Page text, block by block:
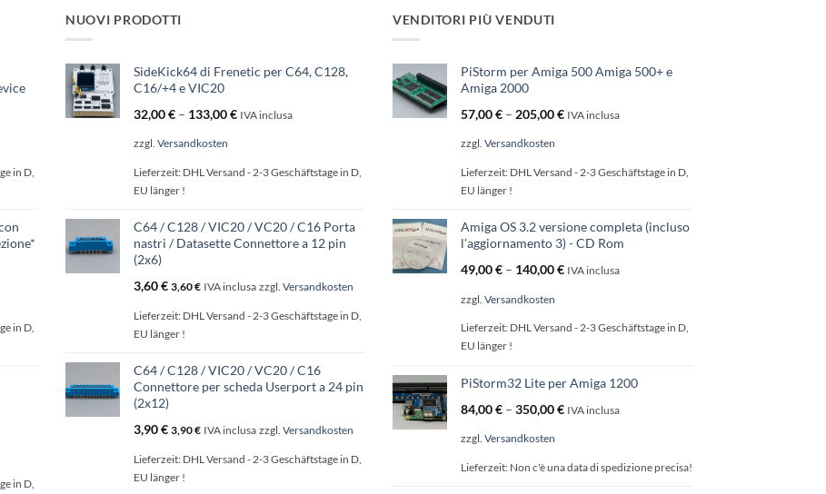
in D,
in D,
in D,
NUOVI PRODOTTI
SideKick64 di Frenetic per C64, C128,
C16/+4 e VIC20
32,00€ – 133,00€ IVA inclusa
zzgl. Versandkosten
Lieferzeit: DHL Versand - 2-3 Geschäftstage in D,
EU länger !
C64 / C128 / VIC20 / VC20 / C16 Porta
nastri / Datasette Connettore a 12 pin
(2x6)
3,60€ 3,60€ IVA inclusa zzgl. Versandkosten
Lieferzeit: DHL Versand - 2-3 Geschäftstage in D,
EU länger !
C64 / C128 / VIC20 / VC20 / C16
Connettore per scheda Userport a 24 pin
(2x12)
3,90€ 3,90€ IVA inclusa zzgl. Versandkosten
Lieferzeit: DHL Versand - 2-3 Geschäftstage in D,
EU länger !
VENDITORI PIÙ VENDUTI
PiStorm per Amiga 500 Amiga 500+ e
Amiga 2000
57,00€ – 205,00€ IVA inclusa
zzgl. Versandkosten
Lieferzeit: DHL Versand - 2-3 Geschäftstage in D,
EU länger !
Amiga OS 3.2 versione completa (incluso
l'aggiornamento 3) - CD Rom
49,00€ – 140,00€ IVA inclusa
zzgl. Versandkosten
Lieferzeit: DHL Versand - 2-3 Geschäftstage in D,
EU länger !
PiStorm32 Lite per Amiga 1200
84,00€ – 350,00€ IVA inclusa
zzgl. Versandkosten
Lieferzeit: Non c'è una data di spedizione precisa!